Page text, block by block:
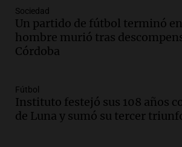
Episodios
Audio.Casabindo se
celebración única: 30.000
tradicional Toreo de la
Audio.Borges, abogada de
"Tres hombres se lo
hacerle preguntas y nunca
Sociedad
Un partido de fútbol terminó
hombre murió tras
Córdoba
Fútbol
Instituto festejó sus 108 años
de Luna y sumó su tercer